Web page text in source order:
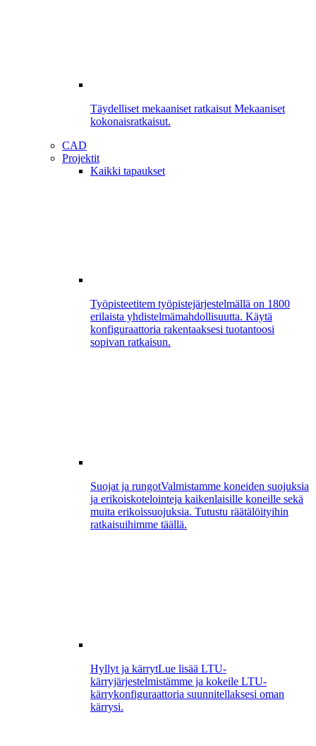
Täydelliset mekaaniset ratkaisut Mekaaniset
kokonaisratkaisut.
CAD
Projektit
Kaikki tapaukset
Työpisteetitem työpistejärjestelmällä on 1800
erilaista yhdistelmämahdollisuutta. Käytä
konfiguraattoria rakentaaksesi tuotantoosi
sopivan ratkaisun.
Suojat ja rungotValmistamme koneiden suojuksia
ja erikoiskotelointeja kaikenlaisille koneille sekä
muita erikoissuojuksia. Tutustu räätälöityihin
ratkaisuihimme täällä.
Hyllyt ja kärrytLue lisää LTU-
kärryjärjestelmistämme ja kokeile LTU-
kärrykonfiguraattoria suunnitellaksesi oman
kärrysi.